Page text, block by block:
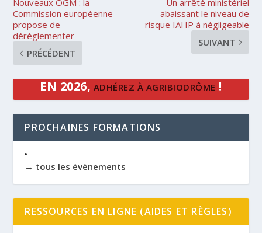
Nouveaux OGM : la
Commission européenne
propose de
dérèglementer
PRÉCÉDENT
Un arrêté ministériel
abaissant le niveau de
risque IAHP à négligeable
SUIVANT
EN 2026, ADHÉREZ À AGRIBIODRÔME !
PROCHAINES FORMATIONS
→ tous les évènements
RESSOURCES EN LIGNE (AIDES ET RÈGLES)